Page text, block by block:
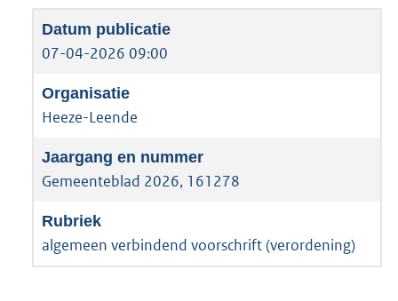
07-04-2026 09:00
Heeze-Leende
Gemeenteblad 2026, 161278
algemeen verbindend voorschrift (verordening)